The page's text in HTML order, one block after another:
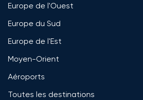
Europe de l'Ouest
Europe du Sud
Europe de l'Est
Moyen-Orient
Aéroports
Toutes les destinations